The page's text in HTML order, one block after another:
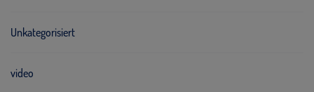
Unkategorisiert
video